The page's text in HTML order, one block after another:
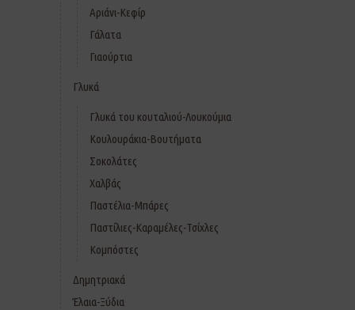
Αριάνι-Κεφίρ
Γάλατα
Γιαούρτια
Γλυκά
Γλυκά του κουταλιού-Λουκούμια
Κουλουράκια-Βουτήματα
Σοκολάτες
Χαλβάς
Παστέλια-Μπάρες
Παστίλιες-Καραμέλες-Τσίχλες
Κομπόστες
Δημητριακά
Έλαια-Ξύδια